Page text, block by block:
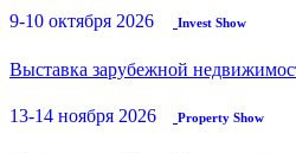
9-10 октября 2026 Invest Show
Выставка зарубежной
13-14 ноября 2026 Property Show